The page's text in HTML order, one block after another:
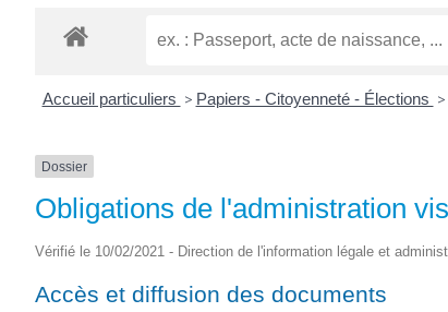
Accueil particuliers > Papiers - Citoyenneté - Élections >
Dossier
Obligations de l'administration
Vérifié le 10/02/2021 - Direction de l'information légale et
Accès et diffusion des documents